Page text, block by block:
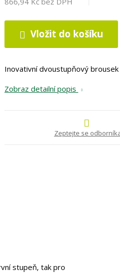
Vložit do košíku
Inovativní dvoustupňový
Zobraz detailní popis
Zeptejte se
stupeň, tak pro